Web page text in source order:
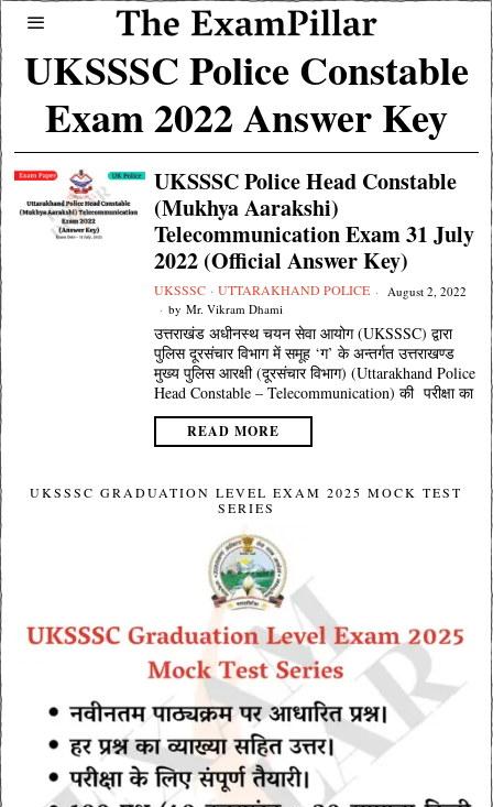
UKSSSC Police Constable
Exam 2022 Answer Key
UKSSSC Police Head Constable
(Mukhya Aarakshi)
Telecommunication Exam 31 July
2022 (Official Answer Key)
UKSSSC · UTTARAKHAND POLICE
August 2, 2022
by Mr. Vikram Dhami
उत्तराखंड अधीनस्थ चयन सेवा आयोग (UKSSSC) द्वारा
पुलिस दूरसंचार विभाग में समूह ‘ग’ के अन्तर्गत उत्तराखण्ड
मुख्य पुलिस आरक्षी (दूरसंचार विभाग) (Uttarakhand Police
Head Constable – Telecommunication) की परीक्षा का
READ MORE
UKSSSC GRADUATION LEVEL EXAM 2025 MOCK TEST
SERIES